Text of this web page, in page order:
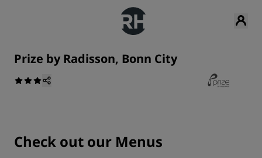
Prize by Radisson, Bonn City
Check out our Menus